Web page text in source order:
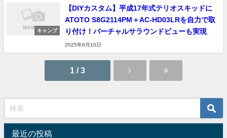
キャンプ
【DIYカスタム】平成17年式テリオスキッドに
ATOTO S8G2114PM＋AC-HD03LRを自力で取
り付け！バーチャルサラウンドビューも実現
2025年6月10日
1 / 3
最近の投稿